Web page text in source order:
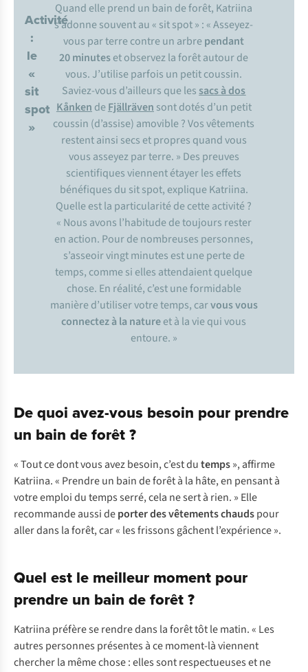
Activité
:
le
«
sit
spot
»
Quand elle prend un bain de forêt, Katriina
s’adonne souvent au « sit spot » : « Asseyez-
vous par terre contre un arbrependant
20 minuteset observez la forêt autour de
vous. J’utilise parfois un petit coussin.
Saviez-vous d’ailleurs que les sacs à dos
Kånken deFjällräven sont dotés d’un petit
coussin (d’assise) amovible ? Vos vêtements
restent ainsi secs et propres quand vous
vous asseyez par terre. » Des preuves
scientifiques viennent étayer les effets
bénéfiques du sit spot, explique Katriina.
Quelle est la particularité de cette activité ?
« Nous avons l’habitude de toujours rester
en action. Pour de nombreuses personnes,
s’asseoir vingt minutes est une perte de
temps, comme si elles attendaient quelque
chose. En réalité, c’est une formidable
manière d’utiliser votre temps, carvous vous
connectez à la natureet à la vie qui vous
entoure. »
De quoi avez-vous besoin pour prendre
un bain de forêt ?
« Tout ce dont vous avez besoin, c’est dutemps», affirme
Katriina. « Prendre un bain de forêt à la hâte, en pensant à
votre emploi du temps serré, cela ne sert à rien. » Elle
recommande aussi deporter des vêtements chaudspour
aller dans la forêt, car « les frissons gâchent l’expérience ».
Quel est le meilleur moment pour
prendre un bain de forêt ?
Katriina préfère se rendre dans la forêt tôt le matin. « Les
autres personnes présentes à ce moment-là viennent
chercher la même chose : elles sont respectueuses et ne